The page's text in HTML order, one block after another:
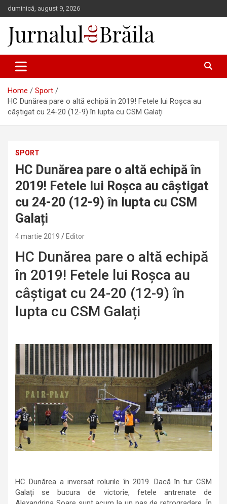
Skip
to
content
duminică, august 9, 2026
Jurnalul de Brăila
Home
Sport
HC Dunărea pare o altă echipă în 2019! Fetele lui Roșca au
câștigat cu 24-20 (12-9) în lupta cu CSM Galați
SPORT
HC Dunărea pare o altă echipă în
2019! Fetele lui Roșca au câștigat
cu 24-20 (12-9) în lupta cu CSM
Galați
4 martie 2019 Editor
HC Dunărea pare o altă echipă
în 2019! Fetele lui Roșca au
câștigat cu 24-20 (12-9) în
lupta cu CSM Galați
HC Dunărea a inversat rolurile în 2019. Dacă în tur CSM
Galați se bucura de victorie, fetele antrenate de